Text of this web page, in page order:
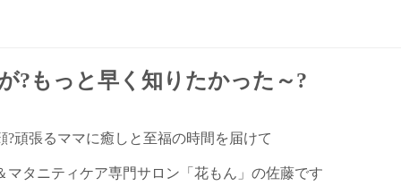
?もっと早く知りたかった～?
頑張るママに癒しと至福の時間を届けて
マタニティケア専門サロン「花もん」の佐藤です